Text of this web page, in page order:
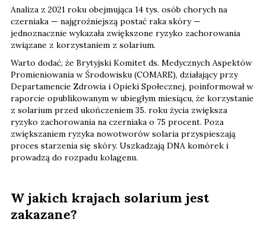
Analiza z 2021 roku obejmująca 14 tys. osób chorych na
czerniaka — najgroźniejszą postać raka skóry —
jednoznacznie wykazała zwiększone ryzyko zachorowania
związane z korzystaniem z solarium.
Warto dodać, że Brytyjski Komitet ds. Medycznych Aspektów
Promieniowania w Środowisku (COMARE), działający przy
Departamencie Zdrowia i Opieki Społecznej, poinformował w
raporcie opublikowanym w ubiegłym miesiącu, że korzystanie
z solarium przed ukończeniem 35. roku życia zwiększa
ryzyko zachorowania na czerniaka o 75 procent. Poza
zwiększaniem ryzyka nowotworów solaria przyspieszają
proces starzenia się skóry. Uszkadzają DNA komórek i
prowadzą do rozpadu kolagenu.
W jakich krajach solarium jest
zakazane?